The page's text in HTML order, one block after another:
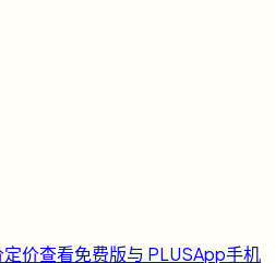
定价查看免费版与 PLUSApp手机